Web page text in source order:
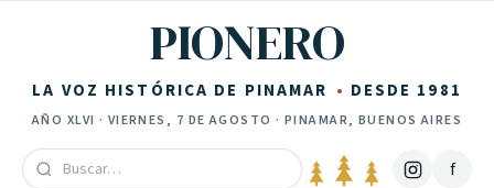
PIONERO
LA VOZ HISTÓRICA DE PINAMAR DESDE 1981
AÑO XLVI · VIERNES, 7 DE AGOSTO · PINAMAR, BUENOS AIRES
f